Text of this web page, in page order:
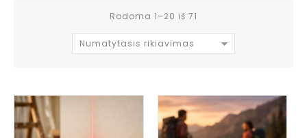
Rodoma 1–20 iš 71
Numatytasis rikiavimas